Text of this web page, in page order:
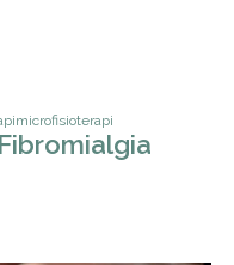
para depressao
microfisioterapia para fibromialgia